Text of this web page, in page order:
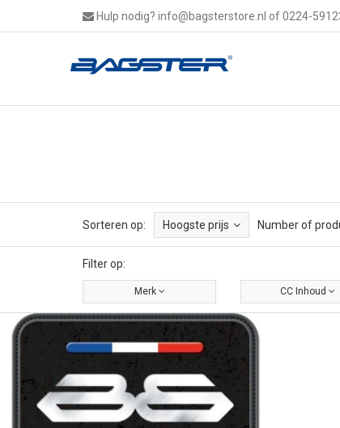
Hulp nodig? info@bagsterstore.nl of 0224-
Sorteren op: Hoogste prijs Number of
Filter op:
Merk CC Inhoud